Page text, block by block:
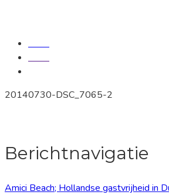
20140730-DSC_7065-2
Berichtnavigatie
Amici Beach; Hollandse gastvrijheid in